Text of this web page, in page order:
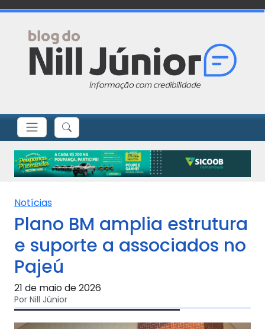
Notícias
Plano BM amplia estrutura
e suporte a associados no
Pajeú
21 de maio de 2026
Por Nill Júnior